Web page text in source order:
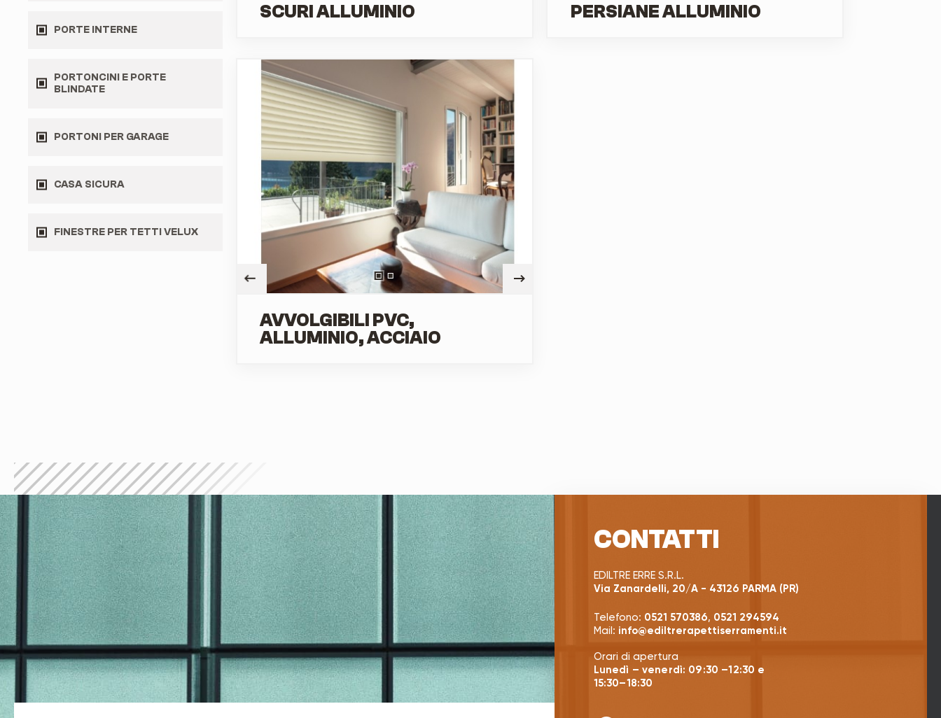
PORTE INTERNE
PORTONCINI E PORTE
BLINDATE
PORTONI PER GARAGE
CASA SICURA
FINESTRE PER TETTI VELUX
SCURI ALLUMINIO PERSIANE ALLUMINIO
AVVOLGIBILI PVC,
ALLUMINIO, ACCIAIO
CONTATTI
EDILTRE ERRE S.R.L.
Via Zanardelli, 20/A - 43126 PARMA (PR)
Telefono: 0521 570386, 0521 294594
Mail: info@ediltrerapettiserramenti.it
Orari di apertura
Lunedì – venerdì: 09:30 –12:30 e
15:30–18:30